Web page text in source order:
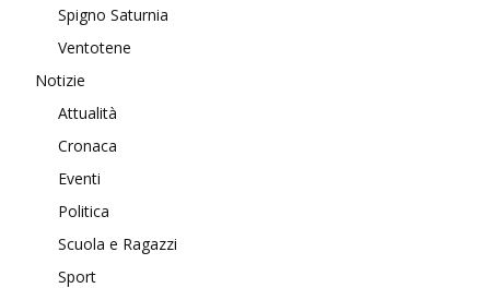
Spigno Saturnia
Ventotene
Notizie
Attualità
Cronaca
Eventi
Politica
Scuola e Ragazzi
Sport